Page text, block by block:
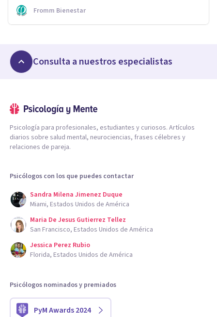
Fromm Bienestar
Consulta a nuestros especialistas
Psicología para profesionales, estudiantes y curiosos. Artículos
diarios sobre salud mental, neurociencias, frases célebres y
relaciones de pareja.
Psicólogos con los que puedes contactar
Sandra Milena Jimenez Duque
Miami, Estados Unidos de América
Maria De Jesus Gutierrez Tellez
San Francisco, Estados Unidos de América
Jessica Perez Rubio
Florida, Estados Unidos de América
Psicólogos nominados y premiados
PyM Awards 2024